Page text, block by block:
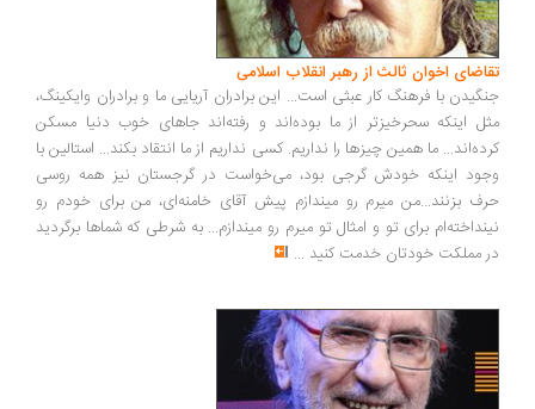
اخوان ثالث از رهبر انقلاب اسلامی
با فرهنگ کار عبثی است... این برادران آریایی ما و برادران وایکینگ،
اینکه سحرخیزتر از ما بوده‌اند و رفته‌اند جاهای خوب دنیا مسکن
ما همین چیزها را نداریم. کسی نداریم از ما انتقاد بکند... استالین با
اینکه خودش گرجی بود، می‌خواست در گرجستان نیز همه روسی
بزنند...من میرم رو میندازم پیش آقای خامنه‌ای، من برای خودم رو
برای تو و امثال تو میرم رو میندازم... به شرطی که شماها برگردید
مملکت خودتان خدمت کنید...